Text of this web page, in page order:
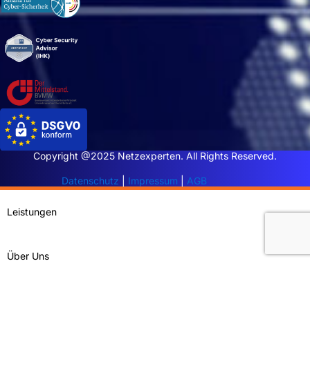
Copyright @2025 Netzexperten. All Rights Reserved.
Datenschutz Impressum AGB
Leistungen
Über Uns